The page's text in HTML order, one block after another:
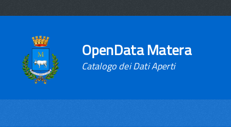
OpenData Matera
Catalogo dei Dati Aperti